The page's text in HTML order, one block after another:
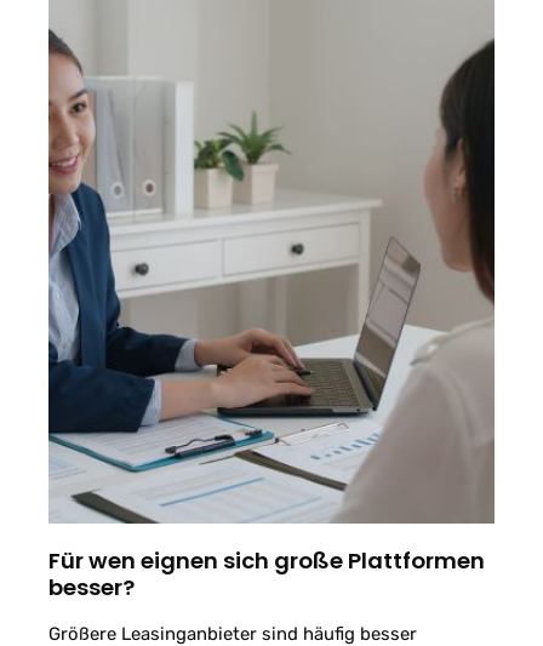
Für wen eignen sich große Plattformen
besser?
Größere Leasinganbieter sind häufig besser